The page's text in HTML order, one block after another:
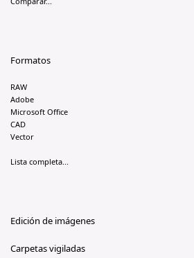
Formatos
RAW
Adobe
Microsoft Office
CAD
Vector
Lista completa...
Edición de imágenes
Carpetas vigiladas